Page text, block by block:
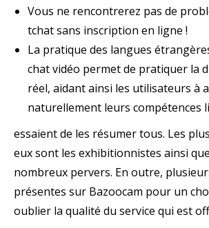
Vous ne rencontrerez pas de
tchat sans inscription en ligne !
La pratique des langues
chat vidéo permet de pratiquer la
réel, aidant ainsi les utilisateurs à
naturellement leurs compétences
essaient de les résumer tous. Les
eux sont les exhibitionnistes ainsi
nombreux pervers. En outre,
présentes sur Bazoocam pour un
oublier la qualité du service qui est